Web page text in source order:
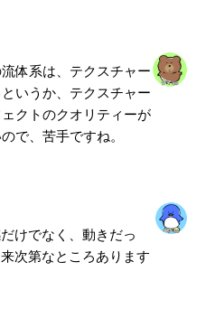
体系は、 テクスチャー
というか、テクスチャー
クトのクオリティーが
で、苦手ですね。
けでなく、動きだっ
次第なところあります